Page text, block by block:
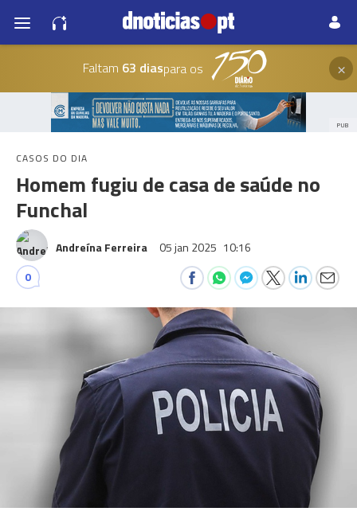
Faltam 63 diaspara os ×
PUB
CASOS DO DIA
Homem fugiu de casa de saúde no
Funchal
Andreína Ferreira 05 jan 2025 10:16
0